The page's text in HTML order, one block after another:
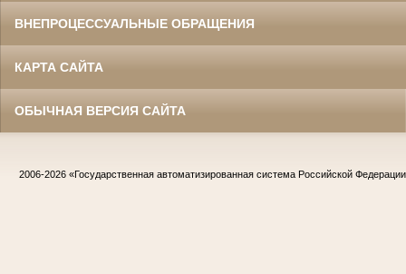
ВНЕПРОЦЕССУАЛЬНЫЕ ОБРАЩЕНИЯ
КАРТА САЙТА
ОБЫЧНАЯ ВЕРСИЯ САЙТА
2006-2026 «Государственная автоматизированная система Российской